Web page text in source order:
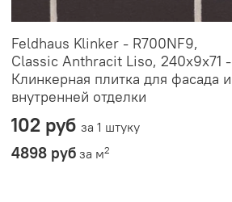
Feldhaus Klinker - R700NF9,
Classic Anthracit Liso, 240x9x71 -
Клинкерная плитка для фасада и
внутренней отделки
102 рубза 1 штуку
4898 руб за м2